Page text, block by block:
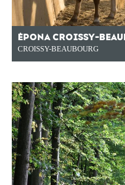
ÉPONA CROISSY-
CROISSY-BEAUBOURG